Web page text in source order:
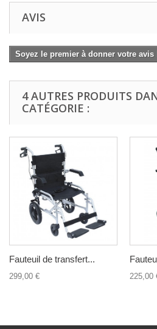
AVIS
Soyez le premier à donner votre avis
4 AUTRES PRODUITS
CATÉGORIE :
Fauteuil de transfert...
299,00 € 225,00